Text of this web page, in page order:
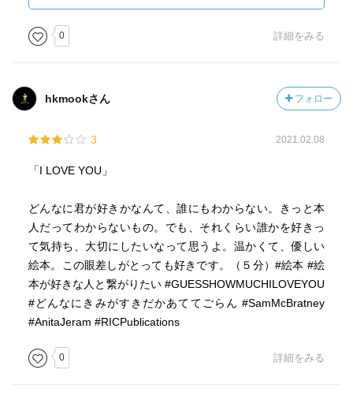
too ～ to
be 形容詞er than～
lean over
0 詳細をみる
hkmookさん フォロー
3 2021.02.08
「I LOVE YOU」
どんなに君が好きかなんて、誰にもわからない。きっと本
人だってわからないもの。でも、それくらい誰かを好きっ
て気持ち、大切にしたいなって思うよ。温かくて、優しい
絵本。この眼差しがとっても好きです。（５分）#絵本 #絵
本が好きな人と繋がりたい #GUESSHOWMUCHILOVEYOU
#どんなにきみがすきだかあててごらん #SamMcBratney
#AnitaJeram #RICPublications
0 詳細をみる